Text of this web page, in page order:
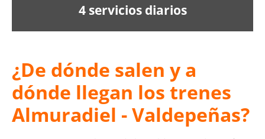
4 servicios diarios
¿De dónde salen y a
dónde llegan los trenes
Almuradiel - Valdepeñas?